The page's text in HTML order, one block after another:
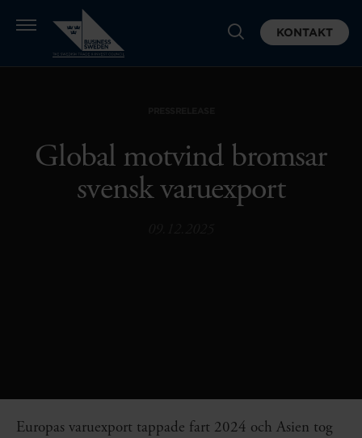
KONTAKT
Global motvind bromsar
svensk varuexport
Europas varuexport tappade fart 2024 och Asien tog